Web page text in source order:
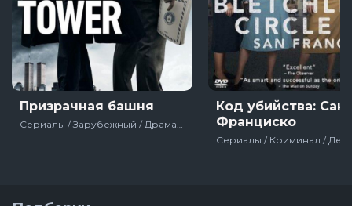
Призрачная башня
Код убийства: Сан-
Франциско